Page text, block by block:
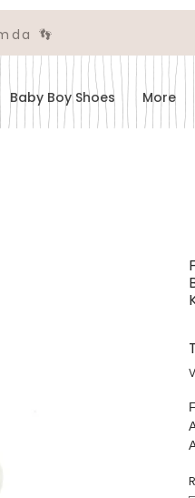
👣
Baby Boy Shoes More